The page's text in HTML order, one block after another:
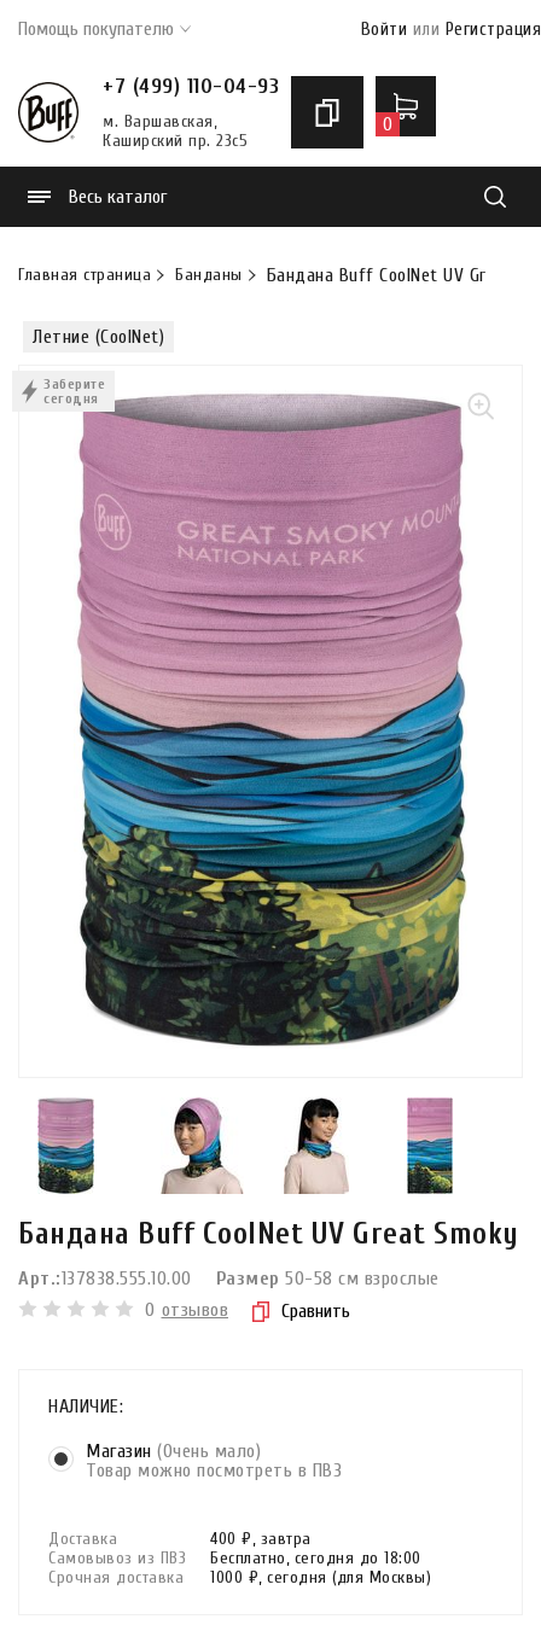
Помощь покупателю Войти или Регистрация
+7 (499) 110-04-93
м. Варшавская,
Каширский пр. 23с5
0
Весь каталог
Главная страница Банданы Бандана Buff CoolNet UV Great
Летние (CoolNet)
Заберите
сегодня
Бандана Buff CoolNet UV Great Smoky
Арт.:137838.555.10.00 Размер 50-58 см взрослые
0 отзывов Сравнить
НАЛИЧИЕ:
Магазин (Очень мало)
Товар можно посмотреть в ПВЗ
Доставка 400 ₽, завтра
Самовывоз из ПВЗ
Бесплатно, сегодня до 18:00
Срочная доставка
1000 ₽, сегодня (для Москвы)